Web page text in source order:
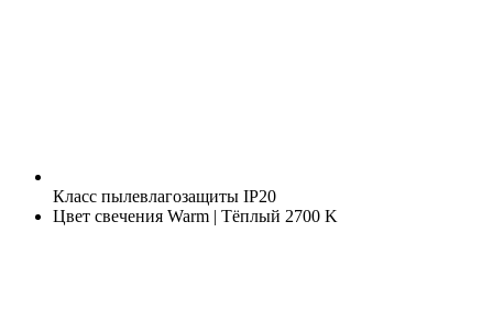
Класс пылевлагозащиты IP20
Цвет свечения Warm | Тёплый 2700 K